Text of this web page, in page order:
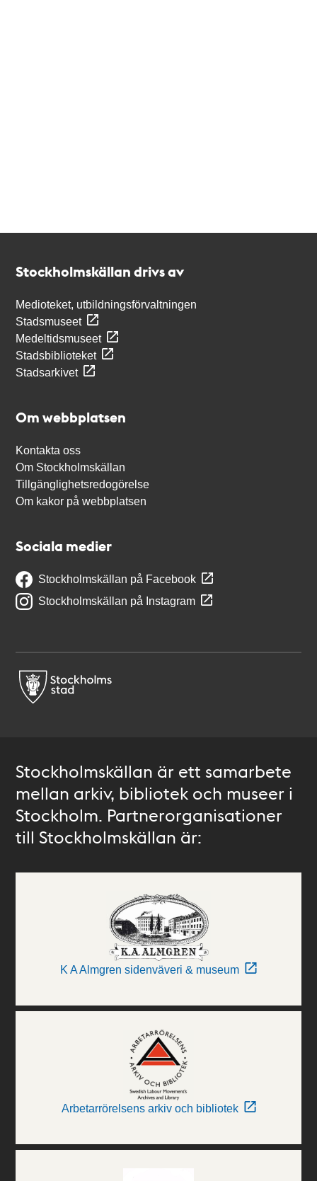
Stockholmskällan drivs av
Medioteket, utbildningsförvaltningen
Stadsmuseet
Medeltidsmuseet
Stadsbiblioteket
Stadsarkivet
Om webbplatsen
Kontakta oss
Om Stockholmskällan
Tillgänglighetsredogörelse
Om kakor på webbplatsen
Sociala medier
Stockholmskällan på Facebook
Stockholmskällan på Instagram
Stockholmskällan är ett samarbete
mellan arkiv, bibliotek och museer i
Stockholm. Partnerorganisationer
till Stockholmskällan är:
K A Almgren sidenväveri & museum
Arbetarrörelsens arkiv och bibliotek